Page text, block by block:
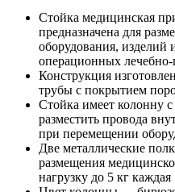
Стойка медицинская
предназначена для
оборудования, изделий
операционных
Конструкция
трубы с покрытием
Стойка имеет колонну
разместить провода
при перемещении
Две металлические
размещения
нагрузку до 5 кг каждая